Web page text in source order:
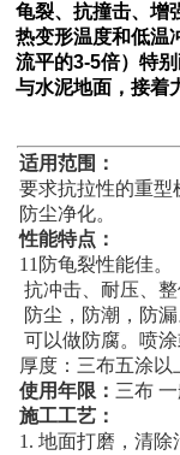
龟裂、抗撞击、增
热变形温度和低温
流平的3-5倍） 特
与水泥地面，接着
适用范围：
要求抗拉性的重型
防尘净化。
性能特点：
11防龟裂性能佳。
抗冲击、耐压、
防尘，防潮，防
可以做防腐。喷
厚度：三布五涂以
使用年限： 三布
施工
1. 地面打磨，清